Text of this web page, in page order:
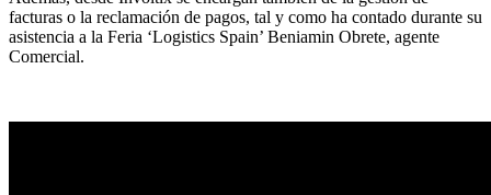
facturas o la reclamación de pagos, tal y como ha contado durante su
asistencia a la Feria ‘Logistics Spain’ Beniamin Obrete, agente
Comercial.